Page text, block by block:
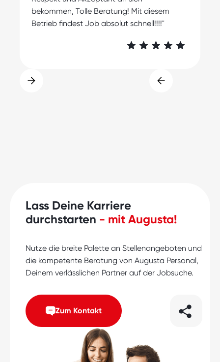
bekommen, Tolle Beratung! Mit diesem
Betrieb findest Job absolut schnell!!!!"
Lass Deine Karriere
durchstarten - mit Augusta!
Nutze die breite Palette an Stellenangeboten und
die kompetente Beratung von Augusta Personal,
Deinem verlässlichen Partner auf der Jobsuche.
Zum Kontakt